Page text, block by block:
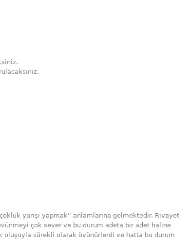
yarışı yapmak” anlamlarına gelmektedir. Rivayet
çok sever ve bu durum adeta bir adet haline
oluşuyla sürekli olarak övünürlerdi ve hatta bu durum